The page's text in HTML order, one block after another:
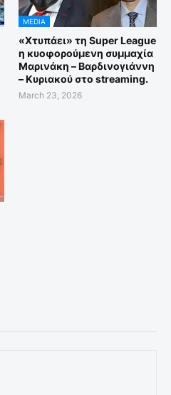
MEDIA
«Χτυπάει» τη Super League
η κυοφορούμενη συμμαχία
Μαρινάκη – Βαρδινογιάννη
– Κυριακού στο streaming.
March 23, 2026